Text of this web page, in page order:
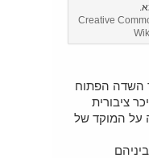
Creative
שהפך השדה הפתוח
ציבורית
על המוקד של